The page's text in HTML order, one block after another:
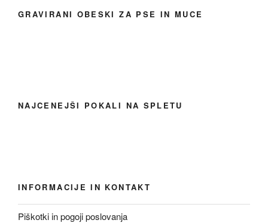
GRAVIRANI OBESKI ZA PSE IN MUCE
NAJCENEJŠI POKALI NA SPLETU
INFORMACIJE IN KONTAKT
Piškotki in pogoji poslovanja